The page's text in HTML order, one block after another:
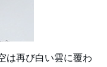
は再び白い雲に覆わ